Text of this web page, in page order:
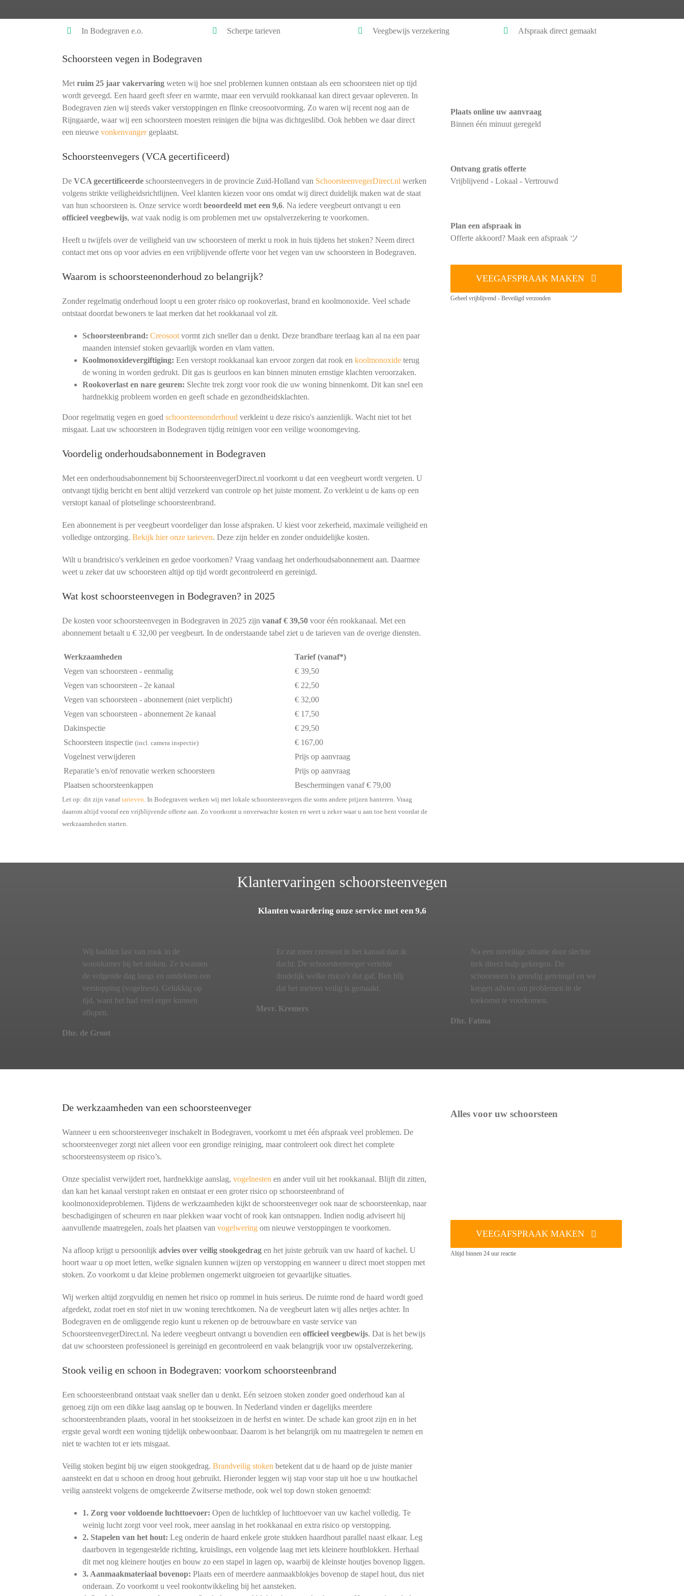
In Bodegraven e.o. Scherpe tarieven Veegbewijs verzekering Afspraak direct gemaakt
Schoorsteen vegen in Bodegraven
Met ruim 25 jaar vakervaringweten wij hoe snel problemen kunnen ontstaan als een schoorsteen niet op tijd
wordt geveegd. Een haard geeft sfeer en warmte, maar een vervuild rookkanaal kan direct gevaar opleveren. In
Bodegraven zien wij steeds vaker verstoppingen en flinke creosootvorming. Zo waren wij recent nog aan de
Rijngaarde, waar wij een schoorsteen moesten reinigen die bijna was dichtgeslibd. Ook hebben we daar direct
een nieuwe vonkenvangergeplaatst.
Schoorsteenvegers (VCA gecertificeerd)
De VCA gecertificeerdeschoorsteenvegers in de provincie Zuid-Holland van SchoorsteenvegerDirect.nl werken
volgens strikte veiligheidsrichtlijnen. Veel klanten kiezen voor ons omdat wij direct duidelijk maken wat de staat
van hun schoorsteen is. Onze service wordt beoordeeld met een 9,6. Na iedere veegbeurt ontvangt u een
officieel veegbewijs, wat vaak nodig is om problemen met uw opstalverzekering te voorkomen.
Heeft u twijfels over de veiligheid van uw schoorsteen of merkt u rook in huis tijdens het stoken? Neem direct
contact met ons op voor advies en een vrijblijvende offerte voor het vegen van uw schoorsteen in Bodegraven.
Waarom is schoorsteenonderhoud zo belangrijk?
Zonder regelmatig onderhoud loopt u een groter risico op rookoverlast, brand en koolmonoxide. Veel schade
ontstaat doordat bewoners te laat merken dat het rookkanaal vol zit.
Schoorsteenbrand: Creosootvormt zich sneller dan u denkt. Deze brandbare teerlaag kan al na een paar
maanden intensief stoken gevaarlijk worden en vlam vatten.
Koolmonoxidevergiftiging: Een verstopt rookkanaal kan ervoor zorgen dat rook en koolmonoxideterug
de woning in worden gedrukt. Dit gas is geurloos en kan binnen minuten ernstige klachten veroorzaken.
Rookoverlast en nare geuren: Slechte trek zorgt voor rook die uw woning binnenkomt. Dit kan snel een
hardnekkig probleem worden en geeft schade en gezondheidsklachten.
Door regelmatig vegen en goed schoorsteenonderhoud verkleint u deze risico's aanzienlijk. Wacht niet tot het
misgaat. Laat uw schoorsteen in Bodegraven tijdig reinigen voor een veilige woonomgeving.
Voordelig onderhoudsabonnement in Bodegraven
Met een onderhoudsabonnement bij SchoorsteenvegerDirect.nl voorkomt u dat een veegbeurt wordt vergeten. U
ontvangt tijdig bericht en bent altijd verzekerd van controle op het juiste moment. Zo verkleint u de kans op een
verstopt kanaal of plotselinge schoorsteenbrand.
Een abonnement is per veegbeurt voordeliger dan losse afspraken. U kiest voor zekerheid, maximale veiligheid en
volledige ontzorging. Bekijk hier onze tarieven. Deze zijn helder en zonder onduidelijke kosten.
Wilt u brandrisico's verkleinen en gedoe voorkomen? Vraag vandaag het onderhoudsabonnement aan. Daarmee
weet u zeker dat uw schoorsteen altijd op tijd wordt gecontroleerd en gereinigd.
Wat kost schoorsteenvegen in Bodegraven? in 2025
De kosten voor schoorsteenvegen in Bodegraven in 2025 zijn vanaf € 39,50voor één rookkanaal. Met een
abonnement betaalt u € 32,00 per veegbeurt. In de onderstaande tabel ziet u de tarieven van de overige diensten.
Werkzaamheden
Tarief (vanaf*)
Vegen van schoorsteen - eenmalig
€ 39,50
Vegen van schoorsteen - 2e kanaal
€ 22,50
Vegen van schoorsteen - abonnement (niet verplicht)
€ 32,00
Vegen van schoorsteen - abonnement 2e kanaal
€ 17,50
Dakinspectie
€ 29,50
Schoorsteen inspectie (incl. camera inspectie)
€ 167,00
Vogelnest verwijderen
Prijs op aanvraag
Reparatie’s en/of renovatie werken schoorsteen
Prijs op aanvraag
Plaatsen schoorsteenkappen
Beschermingen vanaf € 79,00
Let op: dit zijn vanaftarieven . In Bodegraven werken wij met lokale schoorsteenvegers die soms andere prijzen hanteren. Vraag
daarom altijd vooraf een vrijblijvende offerte aan. Zo voorkomt u onverwachte kosten en weet u zeker waar u aan toe bent voordat de
werkzaamheden starten.
Plaats online uw aanvraag
Binnen één minuut geregeld
Ontvang gratis offerte
Vrijblijvend - Lokaal - Vertrouwd
Plan een afspraak in
Offerte akkoord? Maak een afspraak ツ
VEEGAFSPRAAK MAKEN
Geheel vrijblijvend - Beveiligd verzonden
Klantervaringen schoorsteenvegen
Klanten waardering onze service met een 9,6
Wij hadden last van rook in de
woonkamer bij het stoken. Ze kwamen
de volgende dag langs en ontdekten een
verstopping (vogelnest). Gelukkig op
tijd, want het had veel erger kunnen
aflopen.
Dhr. de Groot
Er zat meer creosoot in het kanaal dan ik
dacht. De schoorsteenveger vertelde
duidelijk welke risico’s dat gaf. Ben blij
dat het meteen veilig is gemaakt.
Mevr. Kremers
Na een onveilige situatie door slechte
trek direct hulp gekregen. De
schoorsteen is grondig gereinigd en we
kregen advies om problemen in de
toekomst te voorkomen.
Dhr. Fatma
De werkzaamheden van een schoorsteenveger
Wanneer u een schoorsteenveger inschakelt in Bodegraven, voorkomt u met één afspraak veel problemen. De
schoorsteenveger zorgt niet alleen voor een grondige reiniging, maar controleert ook direct het complete
schoorsteensysteem op risico’s.
Onze specialist verwijdert roet, hardnekkige aanslag, vogelnesten en ander vuil uit het rookkanaal. Blijft dit zitten,
dan kan het kanaal verstopt raken en ontstaat er een groter risico op schoorsteenbrand of
koolmonoxideproblemen. Tijdens de werkzaamheden kijkt de schoorsteenveger ook naar de schoorsteenkap, naar
beschadigingen of scheuren en naar plekken waar vocht of rook kan ontsnappen. Indien nodig adviseert hij
aanvullende maatregelen, zoals het plaatsen van vogelweringom nieuwe verstoppingen te voorkomen.
Na afloop krijgt u persoonlijk advies over veilig stookgedragen het juiste gebruik van uw haard of kachel. U
hoort waar u op moet letten, welke signalen kunnen wijzen op verstopping en wanneer u direct moet stoppen met
stoken. Zo voorkomt u dat kleine problemen ongemerkt uitgroeien tot gevaarlijke situaties.
Wij werken altijd zorgvuldig en nemen het risico op rommel in huis serieus. De ruimte rond de haard wordt goed
afgedekt, zodat roet en stof niet in uw woning terechtkomen. Na de veegbeurt laten wij alles netjes achter. In
Bodegraven en de omliggende regio kunt u rekenen op de betrouwbare en vaste service van
SchoorsteenvegerDirect.nl. Na iedere veegbeurt ontvangt u bovendien een officieel veegbewijs. Dat is het bewijs
dat uw schoorsteen professioneel is gereinigd en gecontroleerd en vaak belangrijk voor uw opstalverzekering.
Stook veilig en schoon in Bodegraven: voorkom schoorsteenbrand
Een schoorsteenbrand ontstaat vaak sneller dan u denkt. Eén seizoen stoken zonder goed onderhoud kan al
genoeg zijn om een dikke laag aanslag op te bouwen. In Nederland vinden er dagelijks meerdere
schoorsteenbranden plaats, vooral in het stookseizoen in de herfst en winter. De schade kan groot zijn en in het
ergste geval wordt een woning tijdelijk onbewoonbaar. Daarom is het belangrijk om nu maatregelen te nemen en
niet te wachten tot er iets misgaat.
Veilig stoken begint bij uw eigen stookgedrag. Brandveilig stoken betekent dat u de haard op de juiste manier
aansteekt en dat u schoon en droog hout gebruikt. Hieronder leggen wij stap voor stap uit hoe u uw houtkachel
veilig aansteekt volgens de omgekeerde Zwitserse methode, ook wel top down stoken genoemd:
1. Zorg voor voldoende luchttoevoer: Open de luchtklep of luchttoevoer van uw kachel volledig. Te
weinig lucht zorgt voor veel rook, meer aanslag in het rookkanaal en extra risico op verstopping.
2. Stapelen van het hout: Leg onderin de haard enkele grote stukken haardhout parallel naast elkaar. Leg
daarboven in tegengestelde richting, kruislings, een volgende laag met iets kleinere houtblokken. Herhaal
dit met nog kleinere houtjes en bouw zo een stapel in lagen op, waarbij de kleinste houtjes bovenop liggen.
3. Aanmaakmateriaal bovenop: Plaats een of meerdere aanmaakblokjes bovenop de stapel hout, dus niet
onderaan. Zo voorkomt u veel rookontwikkeling bij het aansteken.
Alles voor uw schoorsteen
VEEGAFSPRAAK MAKEN
Altijd binnen 24 uur reactie